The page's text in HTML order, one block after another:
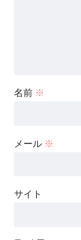
名前 ※
メール ※
サイト